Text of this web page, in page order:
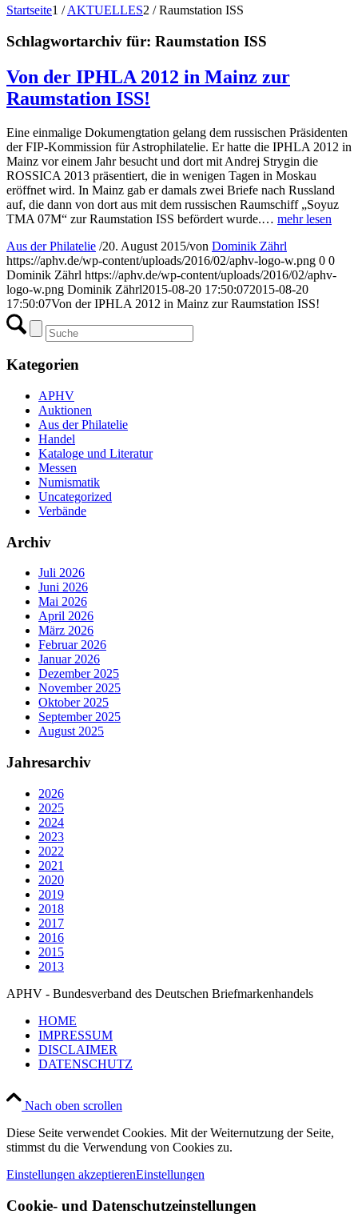
Startseite1 / AKTUELLES2 / Raumstation ISS
Schlagwortarchiv für: Raumstation ISS
Von der IPHLA 2012 in Mainz zur
Raumstation ISS!
Eine einmalige Dokumengtation gelang dem russischen Präsidenten
der FIP-Kommission für Astrophilatelie. Er hatte die IPHLA 2012 in
Mainz vor einem Jahr besucht und dort mit Andrej Strygin die
ROSSICA 2013 präsentiert, die in wenigen Tagen in Moskau
eröffnet wird. In Mainz gab er damals zwei Briefe nach Russland
auf, die dann von dort aus mit dem russischen Raumschiff „Soyuz
TMA 07M“ zur Raumstation ISS befördert wurde.… mehr lesen
Aus der Philatelie /20. August 2015/von Dominik Zährl
https://aphv.de/wp-content/uploads/2016/02/aphv-logo-w.png 0 0
Dominik Zährl https://aphv.de/wp-content/uploads/2016/02/aphv-
logo-w.png Dominik Zährl2015-08-20 17:50:072015-08-20
17:50:07Von der IPHLA 2012 in Mainz zur Raumstation ISS!
Kategorien
APHV
Auktionen
Aus der Philatelie
Handel
Kataloge und Literatur
Messen
Numismatik
Uncategorized
Verbände
Archiv
Juli 2026
Juni 2026
Mai 2026
April 2026
März 2026
Februar 2026
Januar 2026
Dezember 2025
November 2025
Oktober 2025
September 2025
August 2025
Jahresarchiv
2026
2025
2024
2023
2022
2021
2020
2019
2018
2017
2016
2015
2013
APHV - Bundesverband des Deutschen Briefmarkenhandels
HOME
IMPRESSUM
DISCLAIMER
DATENSCHUTZ
Nach oben scrollen
Diese Seite verwendet Cookies. Mit der Weiternutzung der Seite,
stimmst du die Verwendung von Cookies zu.
Einstellungen akzeptierenEinstellungen
Cookie- und Datenschutzeinstellungen